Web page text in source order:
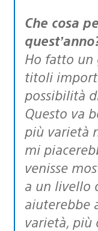
Che cosa pensa del Gamescom di
Ho fatto
titoli
possibilità
Questo va
più varietà
mi
venisse
a un livello
aiuterebbe
varietà, più